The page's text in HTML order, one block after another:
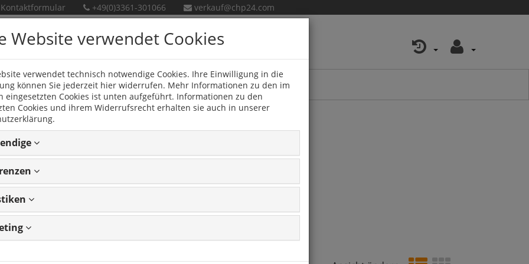
Kontaktformular +49(0)3361-301066 verkauf@chp24.com
Neue Produkte
2011)
(X83)
Website verwendet Cookies
verwendet technisch notwendige Cookies. Ihre Einwilligung in die
können Sie jederzeit hier widerrufen. Mehr Informationen zu den im
eingesetzten Cookies ist unten aufgeführt. Informationen zu den
Cookies und ihrem Widerrufsrecht erhalten sie auch in unserer